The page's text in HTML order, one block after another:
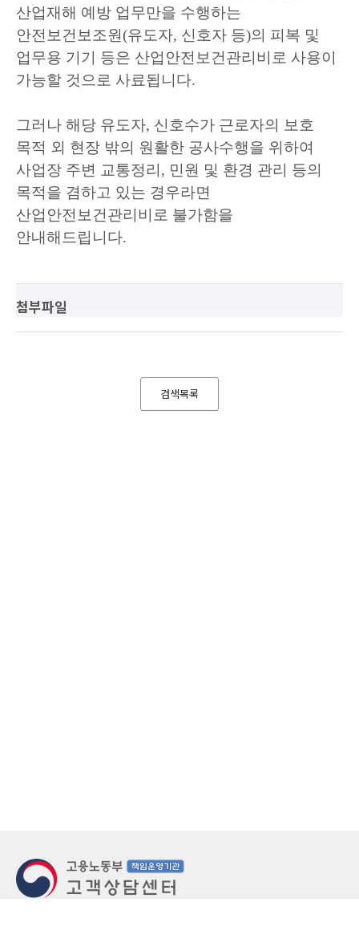
산업재해 예방 업무만을 수행하는
안전보건보조원(유도자, 신호자 등)의 피복 및
업무용 기기 등은 산업안전보건관리비로 사용이
가능할 것으로 사료됩니다.
그러나 해당 유도자, 신호수가 근로자의 보호
목적 외 현장 밖의 원활한 공사수행을 위하여
사업장 주변 교통정리 , 민원 및 환경 관리 등의
목적을 겸하고 있는 경우라면
산업안전보건관리비로 불가함을
안내해드립니다.
첨부파일
검색목록